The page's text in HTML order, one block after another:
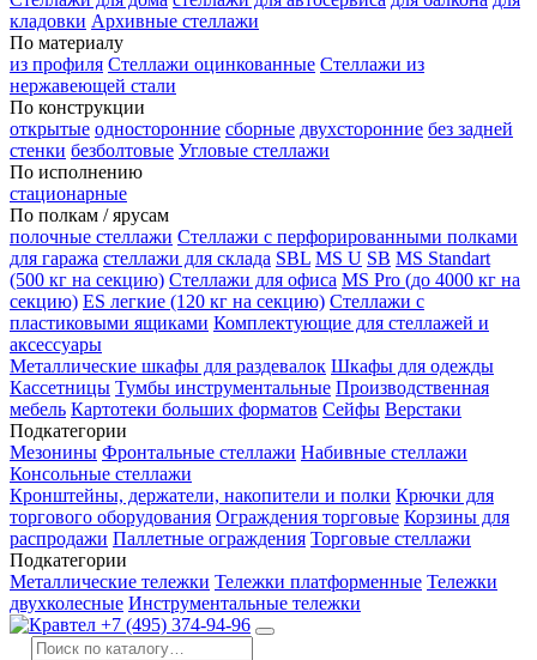
кладовки Архивные стеллажи
По материалу
из профиля Стеллажи оцинкованные Стеллажи из
нержавеющей стали
По конструкции
открытые односторонние сборные двухсторонние без задней
стенки безболтовые Угловые стеллажи
По исполнению
стационарные
По полкам / ярусам
полочные стеллажи Стеллажи с перфорированными полками
для гаража стеллажи для склада SBL MS U SB MS Standart
(500 кг на секцию) Стеллажи для офиса MS Pro (до 4000 кг на
секцию) ES легкие (120 кг на секцию) Стеллажи с
пластиковыми ящиками Комплектующие для стеллажей и
аксессуары
Металлические шкафы для раздевалок Шкафы для одежды
Кассетницы Тумбы инструментальные Производственная
мебель Картотеки больших форматов Сейфы Верстаки
Подкатегории
Мезонины Фронтальные стеллажи Набивные стеллажи
Консольные стеллажи
Кронштейны, держатели, накопители и полки Крючки для
торгового оборудования Ограждения торговые Корзины для
распродажи Паллетные ограждения Торговые стеллажи
Подкатегории
Металлические тележки Тележки платформенные Тележки
двухколесные Инструментальные тележки
+7 (495) 374-94-96